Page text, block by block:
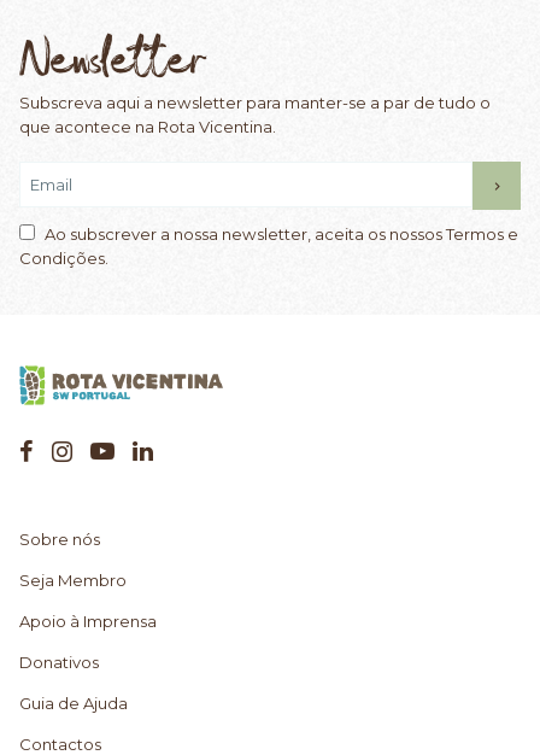
Newsletter
Subscreva aqui a newsletter para manter-se a par de tudo o
que acontece na Rota Vicentina.
Ao subscrever a nossa newsletter, aceita os nossos Termos e
Condições.
Sobre nós
Seja Membro
Apoio à Imprensa
Donativos
Guia de Ajuda
Contactos